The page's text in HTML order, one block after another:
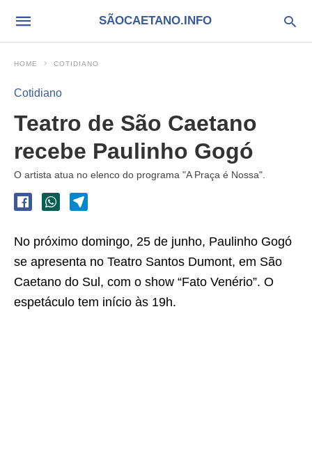
SÃOCAETANO.INFO
HOME COTIDIANO
Cotidiano
Teatro de São Caetano
recebe Paulinho Gogó
O artista atua no elenco do programa "A Praça é Nossa".
No próximo domingo, 25 de junho, Paulinho Gogó
se apresenta no Teatro Santos Dumont, em São
Caetano do Sul, com o show “Fato Venério”. O
espetáculo tem início às 19h.